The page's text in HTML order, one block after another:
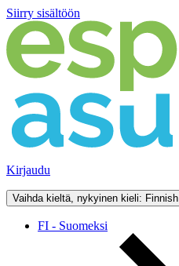
Siirry sisältöön
Kirjaudu
Vaihda kieltä, nykyinen kieli: Finnish
FI - Suomeksi